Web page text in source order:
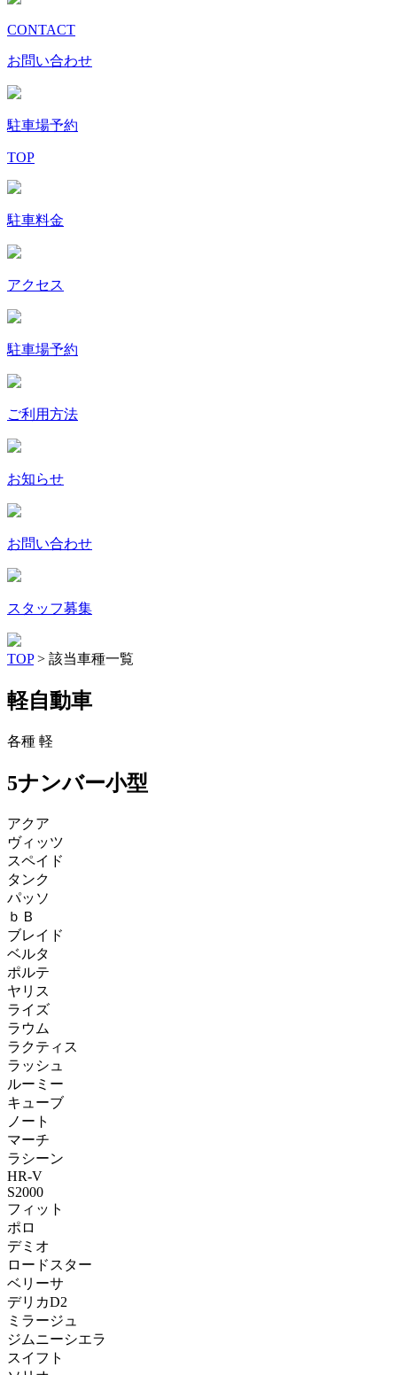
CONTACT
お問い合わせ
駐車場予約
TOP
駐車料金
アクセス
駐車場予約
ご利用方法
お知らせ
お問い合わせ
スタッフ募集
TOP> 該当車種一覧
軽自動車
各種 軽
5ナンバー小型
アクア
ヴィッツ
スペイド
タンク
パッソ
ｂＢ
ブレイド
ベルタ
ポルテ
ヤリス
ライズ
ラウム
ラクティス
ラッシュ
ルーミー
キューブ
ノート
マーチ
ラシーン
HR-V
S2000
フィット
ポロ
デミオ
ロードスター
ベリーサ
デリカD2
ミラージュ
ジムニーシエラ
スイフト